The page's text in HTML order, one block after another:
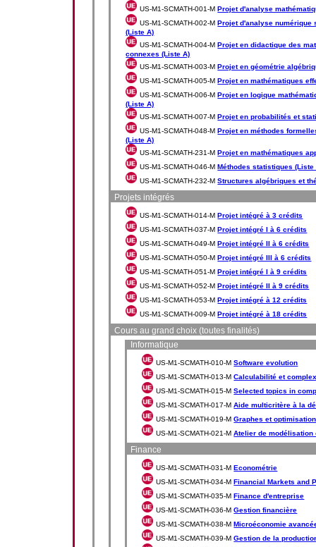
US-M1-SCMATH-001-MProjet d'analyse
US-M1-SCMATH-002-MProjet d'analyse
(Liste A)
US-M1-SCMATH-004-MProjet en didactique des
connexes (Liste A)
US-M1-SCMATH-003-MProjet en géométrie
US-M1-SCMATH-005-MProjet en mathématiques
US-M1-SCMATH-006-MProjet en logique
(Liste A)
US-M1-SCMATH-007-MProjet en probabilités et
US-M1-SCMATH-048-MProjet en méthodes
(Liste A)
US-M1-SCMATH-231-MProjet en mathématiques
US-M1-SCMATH-046-MMéthodes statistiques (Liste
US-M1-SCMATH-232-MStructures algébriques et
Projets intégrés
US-M1-SCMATH-014-MProjet intégré à 3 crédits
US-M1-SCMATH-037-MProjet intégré I à 6 crédits
US-M1-SCMATH-049-MProjet intégré II à 6 crédits
US-M1-SCMATH-050-MProjet intégré III à 6 crédits
US-M1-SCMATH-051-MProjet intégré I à 9 crédits
US-M1-SCMATH-052-MProjet intégré II à 9 crédits
US-M1-SCMATH-053-MProjet intégré à 12 crédits
US-M1-SCMATH-009-MProjet intégré à 18 crédits
Cours au grand choix (toutes finalités)
Informatique
US-M1-SCMATH-010-MSoftware evolution
US-M1-SCMATH-013-MCalculabilité et
US-M1-SCMATH-015-MSelected topics in
US-M1-SCMATH-017-MAide multicritère à la
US-M1-SCMATH-019-MGraphes et
US-M1-SCMATH-021-MAtelier de
Finance
US-M1-SCMATH-031-MEconométrie
US-M1-SCMATH-034-MFinancial Markets and
US-M1-SCMATH-035-MFinance d'entreprise
US-M1-SCMATH-036-MGestion financière
US-M1-SCMATH-038-MMicroéconomie
US-M1-SCMATH-039-MGestion de la